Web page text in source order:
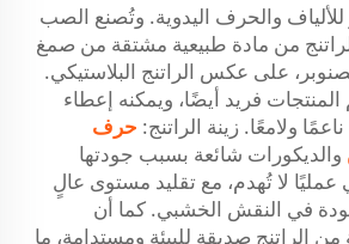
للألياف والحرف اليدوية. وتُصنع الصب
من مادة طبيعية مشتقة من صمغ
على عكس الراتنج البلاستيكي.
فريد أيضًا، ويمكنه إعطاء
ولامعًا. زينة الراتنج: حرف
والديكورات شائعة بسبب جودتها
لا تُهدم، مع تقليد مستوى عالٍ
في النقش الخشبي. كما أن
الراتنج صديقة للبيئة ومستدامة، ما